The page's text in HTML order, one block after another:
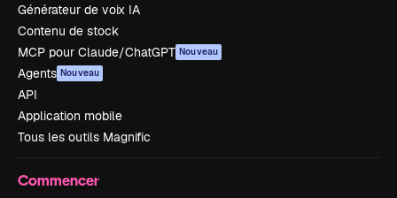
Générateur de voix IA
Contenu de stock
MCP pour Claude/ChatGPT Nouveau
Agents Nouveau
API
Application mobile
Tous les outils Magnific
Commencer